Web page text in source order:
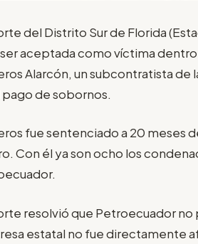
del Distrito Sur de Florida
aceptada como víctima
Alarcón, un subcontratista
pago de sobornos.
fue sentenciado a 20 meses
Con él ya son ocho los
resolvió que Petroecuador
estatal no fue directamente